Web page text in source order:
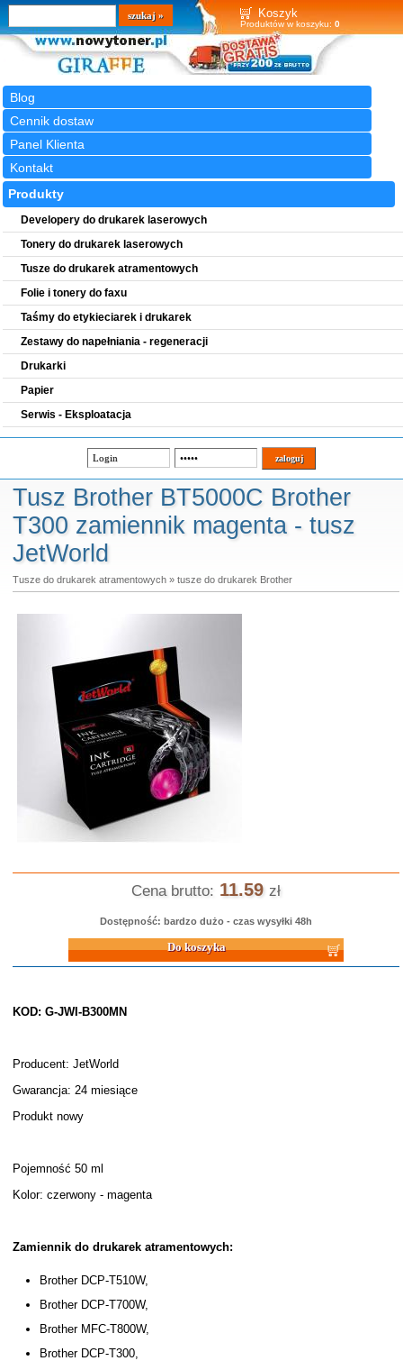
Koszyk
Produktów w koszyku: 0
Blog
Cennik dostaw
Panel Klienta
Kontakt
Wyszukiwarka
szukaj
Produkty
Developery do drukarek laserowych
Tonery do drukarek laserowych
Tusze do drukarek atramentowych
Folie i tonery do faxu
Taśmy do etykieciarek i drukarek
Zestawy do napełniania - regeneracji
Drukarki
Papier
Serwis - Eksploatacja
Tusz Brother BT5000C Brother
T300 zamiennik magenta - tusz
JetWorld
Tusze do drukarek atramentowych» tusze do drukarek Brother
Cena brutto: 11.59 zł
Dostępność: bardzo dużo - czas wysyłki 48h
Do koszyka
KOD: G-JWI-B300MN
Producent: JetWorld
Gwarancja: 24 miesiące
Produkt nowy
Pojemność 50 ml
Kolor: czerwony - magenta
Zamiennik do drukarek atramentowych:
Brother DCP-T510W,
Brother DCP-T700W,
Brother MFC-T800W,
Brother DCP-T300,